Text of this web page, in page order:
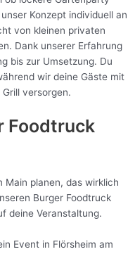
Konzept individuell an
von kleinen privaten
Dank unserer Erfahrung
bis zur Umsetzung. Du
wir deine Gäste mit
versorgen.
Foodtruck
Main planen, das wirklich
Burger Foodtruck
deine Veranstaltung.
Event in Flörsheim am